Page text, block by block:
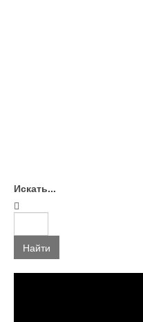
Искать...
Найти